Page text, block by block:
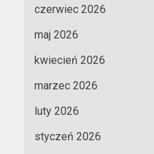
czerwiec 2026
maj 2026
kwiecień 2026
marzec 2026
luty 2026
styczeń 2026